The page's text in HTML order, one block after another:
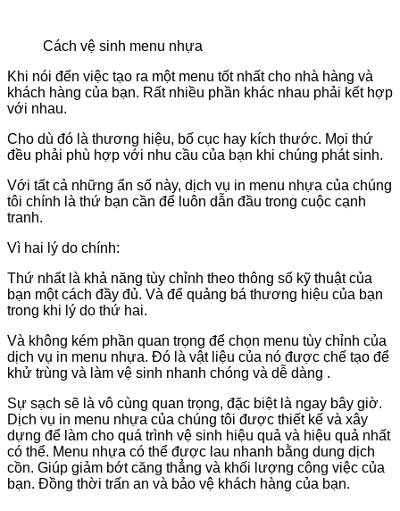
Cách vệ sinh menu nhựa
Khi nói đến việc tạo ra một menu tốt nhất cho nhà hàng và
khách hàng của bạn. Rất nhiều phần khác nhau phải kết hợp
với nhau.
Cho dù đó là thương hiệu, bố cục hay kích thước. Mọi thứ
đều phải phù hợp với nhu cầu của bạn khi chúng phát sinh.
Với tất cả những ẩn số này, dịch vụ in menu nhựa của chúng
tôi chính là thứ bạn cần để luôn dẫn đầu trong cuộc cạnh
tranh.
Vì hai lý do chính:
Thứ nhất là khả năng tùy chỉnh theo thông số kỹ thuật của
bạn một cách đầy đủ. Và để quảng bá thương hiệu của bạn
trong khi lý do thứ hai.
Và không kém phần quan trọng để chọn menu tùy chỉnh của
dịch vụ in menu nhựa. Đó là vật liệu của nó được chế tạo để
khử trùng và làm vệ sinh nhanh chóng và dễ dàng .
Sự sạch sẽ là vô cùng quan trọng, đặc biệt là ngay bây giờ.
Dịch vụ in menu nhựa của chúng tôi được thiết kế và xây
dựng để làm cho quá trình vệ sinh hiệu quả và hiệu quả nhất
có thể. Menu nhựa có thể được lau nhanh bằng dung dịch
cồn. Giúp giảm bớt căng thẳng và khối lượng công việc của
bạn. Đồng thời trấn an và bảo vệ khách hàng của bạn.